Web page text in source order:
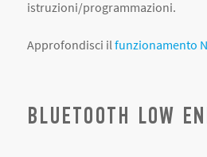
istruzioni/programmazioni.
Approfondisci il funzionamento
BLUETOOTH LOW